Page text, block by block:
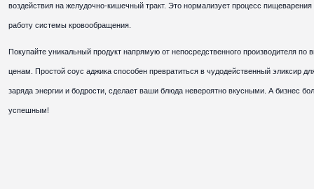
воздействия на желудочно-кишечный тракт. Это нормализует процесс
работу системы кровообращения.
Покупайте уникальный продукт напрямую от непосредственного производителя по
ценам. Простой соус аджика способен превратиться в чудодейственный эликсир
заряда энергии и бодрости, сделает ваши блюда невероятно вкусными. А бизнес
успешным!